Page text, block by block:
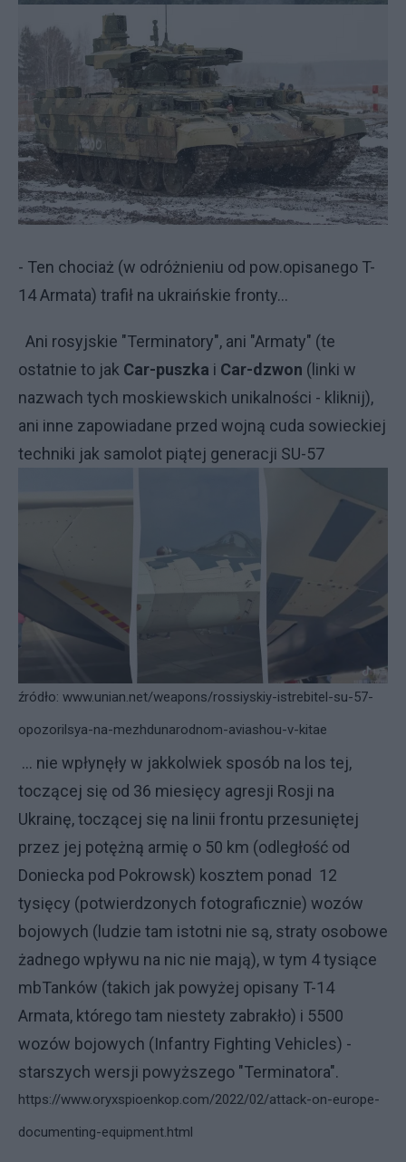
- Ten chociaż (w odróżnieniu od pow.opisanego T-
14 Armata) trafił na ukraińskie fronty...
Ani rosyjskie "Terminatory", ani "Armaty" (te
ostatnie to jak Car-puszka i Car-dzwon (linki w
nazwach tych moskiewskich unikalności - kliknij),
ani inne zapowiadane przed wojną cuda sowieckiej
techniki jak samolot piątej generacji SU-57
źródło: www.unian.net/weapons/rossiyskiy-istrebitel-su-57-
opozorilsya-na-mezhdunarodnom-aviashou-v-kitae
... nie wpłynęły w jakkolwiek sposób na los tej,
toczącej się od 36 miesięcy agresji Rosji na
Ukrainę, toczącej się na linii frontu przesuniętej
przez jej potężną armię o 50 km (odległość od
Doniecka pod Pokrowsk) kosztem ponad 12
tysięcy (potwierdzonych fotograficznie) wozów
bojowych (ludzie tam istotni nie są, straty osobowe
żadnego wpływu na nic nie mają), w tym 4 tysiące
mbTanków (takich jak powyżej opisany T-14
Armata, którego tam niestety zabrakło) i 5500
wozów bojowych (Infantry Fighting Vehicles) -
starszych wersji powyższego "Terminatora".
https://www.oryxspioenkop.com/2022/02/attack-on-europe-
documenting-equipment.html